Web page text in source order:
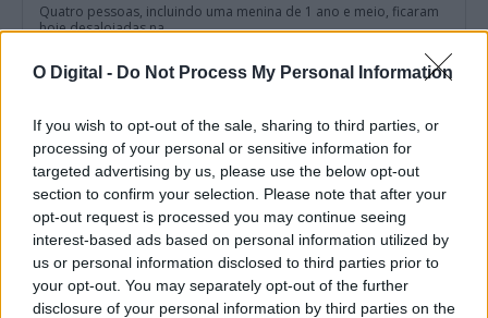
O Digital - Do Not Process My Personal Information
If you wish to opt-out of the sale, sharing to third parties, or
processing of your personal or sensitive information for
targeted advertising by us, please use the below opt-out
section to confirm your selection. Please note that after your
opt-out request is processed you may continue seeing
interest-based ads based on personal information utilized by
us or personal information disclosed to third parties prior to
your opt-out. You may separately opt-out of the further
disclosure of your personal information by third parties on the
Quatro pessoas, incluindo uma menina de 1 ano e meio, ficaram
hoje desalojadas na...